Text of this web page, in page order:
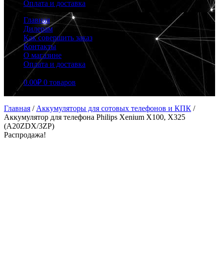
Оплата и доставка
Главная
Дилерам
Как совершить заказ
Контакты
О магазине
Оплата и доставка
0.00₽ 0 товаров
Главная / Аккумуляторы для сотовых телефонов и КПК /
Аккумулятор для телефона Philips Xenium X100, X325
(A20ZDX/3ZP)
Распродажа!